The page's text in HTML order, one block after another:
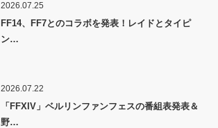
2026.07.25
FF14、FF7とのコラボを発表！レイドとタイピ
ン…
2026.07.22
「FFXIV」ベルリンファンフェスの番組表発表＆
野…